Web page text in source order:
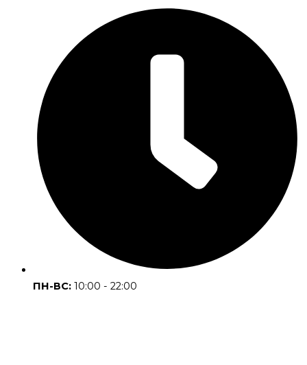
ПН-ВС: 10:00 - 22:00